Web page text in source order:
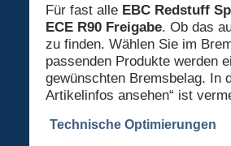
Für fast alle EBC Redstuff
ECE R90 Freigabe. Ob das
zu finden. Wählen Sie im
passenden Produkte werden
gewünschten Bremsbelag. In
Artikelinfos ansehen“ ist
Technische Optimierungen